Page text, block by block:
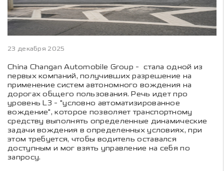
23 декабря 2025
China Changan Automobile Group - стала одной из
первых компаний, получивших разрешение на
применение систем автономного вождения на
дорогах общего пользования. Речь идет про
уровень L3 - "условно автоматизированное
вождение", которое позволяет транспортному
средству выполнять определенные динамические
задачи вождения в определенных условиях, при
этом требуется, чтобы водитель оставался
доступным и мог взять управление на себя по
запросу.